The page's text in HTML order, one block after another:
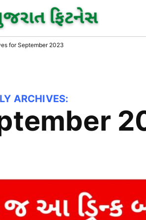
for September 2023
ARCHIVES: